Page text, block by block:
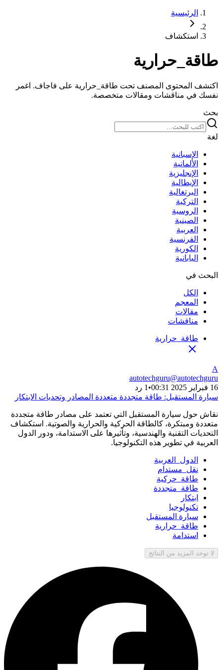
الرئيسية
استكشاف
طاقة_حرارية
اكتشف المحتوى المصنف تحت طاقة_حرارية على فاجاف. اغمر
نفسك في مناقشات ومقالات متخصصة.
بحث
لغة
الإسبانية
الألمانية
الإنجليزية
الإيطالية
البرتغالية
التركية
الروسية
الصينية
العربية
الفرنسية
الكورية
اليابانية
البحث في
الكل
المعجم
مقالات
مناقشات
طاقة_حرارية
A
autotechguru@autotechguru
16 فبراير 2025 00:31
• 1 رد
سيارة المستقبل: طاقة متجددة متعددة المصادر وتحديات الابتكار
نقاش حول سيارة المستقبل التي تعتمد على مصادر طاقة متجددة
متعددة ومبتكرة، كالطاقة الحركية والحرارية والصوتية. استكشاف
التحديات التقنية والهندسية، وتأثيرها على الاستدامة، ودور الدول
العربية في تطوير هذه التكنولوجيا.
الدول_العربية
نقل_مستدام
طاقة_حركية
طاقة_متجددة
ابتكار
تكنولوجيا
سيارة المستقبل
طاقة_حرارية
استدامة
لا توجد المزيد من النتائج